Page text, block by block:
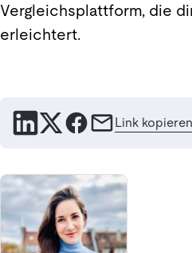
Vergleichsplattform, die
erleichtert.
Link kopieren